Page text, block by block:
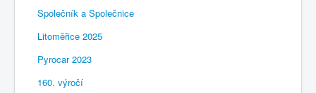
Společník a Společnice
Litoměřice 2025
Pyrocar 2023
160. výročí